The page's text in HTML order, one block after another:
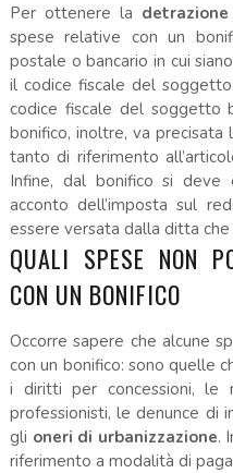
Per ottenere la
spese relative con un
postale o bancario in cui
il codice fiscale del
codice fiscale del soggetto
bonifico, inoltre, va precisata
tanto di riferimento
Infine, dal bonifico si
acconto dell’imposta sul
essere versata dalla ditta
QUALI SPESE NON
CON UN BONIFICO
Occorre sapere che alcune
con un bonifico: sono quelle
i diritti per concessioni, le
professionisti, le denunce di
gli oneri di urbanizzazione.
riferimento a modalità di